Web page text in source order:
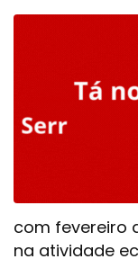
com fevereiro
na atividade